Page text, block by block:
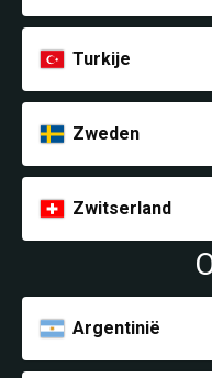
Turkije
Zweden
Zwitserland
Argentinië